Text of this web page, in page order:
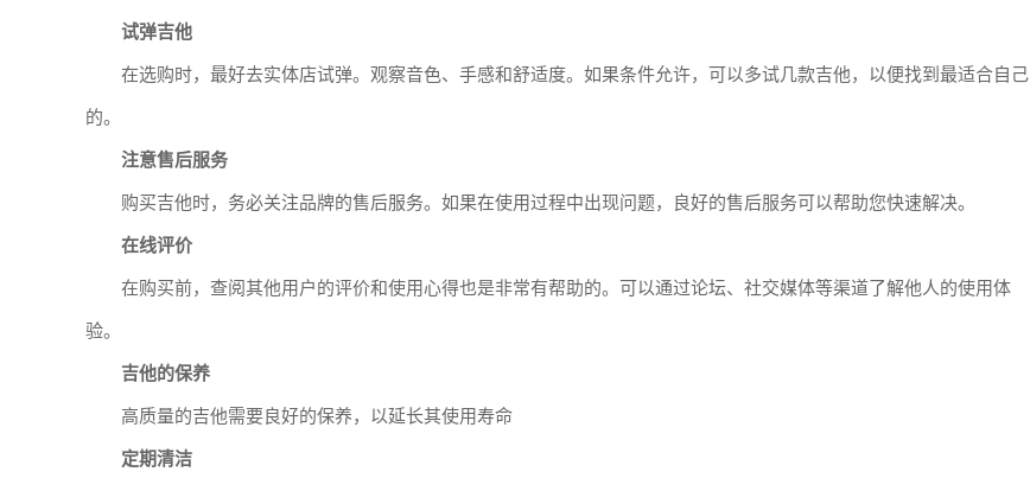
试弹吉他
在选购时，最好去实体店试弹。观察音色、手感和舒适度。如果条件允许，可以多试几款吉他，以便找到最适合自己
的。
注意售后服务
购买吉他时，务必关注品牌的售后服务。如果在使用过程中出现问题，良好的售后服务可以帮助您快速解决。
在线评价
在购买前，查阅其他用户的评价和使用心得也是非常有帮助的。可以通过论坛、社交媒体等渠道了解他人的使用体
验。
吉他的保养
高质量的吉他需要良好的保养，以延长其使用寿命
定期清洁